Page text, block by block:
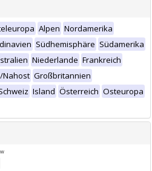
Alpen Nordamerika
Südhemisphäre Südamerika
Niederlande Frankreich
Nahost Großbritannien
Island Österreich Osteuropa